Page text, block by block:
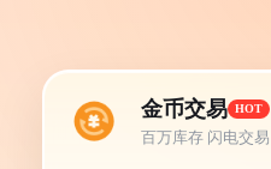
金币交易 HOT
百万库存 闪电交易